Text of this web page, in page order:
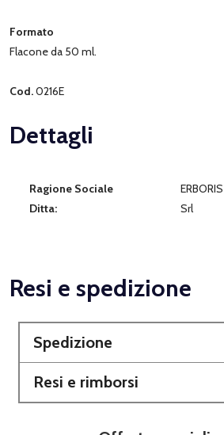
Formato
Flacone da 50 ml.
Cod.0216E
Dettagli
Ragione Sociale
Ditta:
Srl
Resi e spedizione
Spedizione
Resi e rimborsi